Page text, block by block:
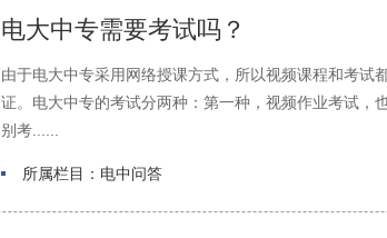
电大中专需要考试吗？
由于电大中专采用网络授课方式，所以视频课程和考
证。电大中专的考试分两种：第一种，视频作业考试，
别考......
所属栏目：电中问答